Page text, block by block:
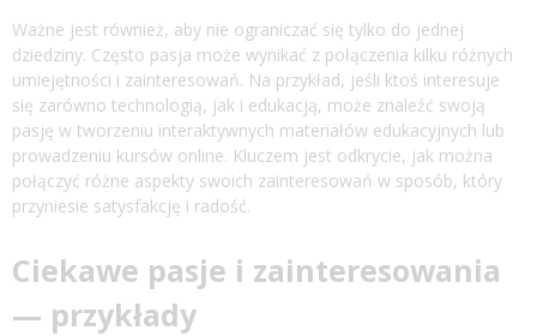
Ważne jest również, aby nie ograniczać się tylko do jednej
dziedziny. Często pasja może wynikać z połączenia kilku różnych
umiejętności i zainteresowań. Na przykład, jeśli ktoś interesuje
się zarówno technologią, jak i edukacją, może znaleźć swoją
pasję w tworzeniu interaktywnych materiałów edukacyjnych lub
prowadzeniu kursów online. Kluczem jest odkrycie, jak można
połączyć różne aspekty swoich zainteresowań w sposób, który
przyniesie satysfakcję i radość.
Ciekawe pasje i zainteresowania
— przykłady